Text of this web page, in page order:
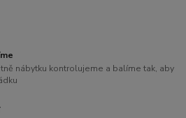
nábytku kontrolujeme a balíme tak, aby